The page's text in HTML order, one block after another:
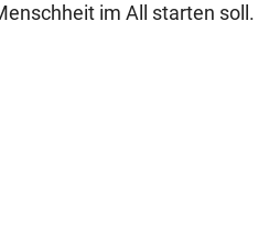
im All starten soll.